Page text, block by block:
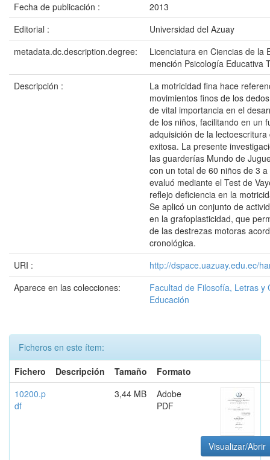
Fecha de publicación :
2013
Editorial :
Universidad del Azuay
metadata.dc.description.degree:
Licenciatura en Ciencias de la
mención Psicología Educativa
Descripción :
La motricidad fina hace
movimientos finos de los
de vital importancia en el
de los niños, facilitando en un
adquisición de la
exitosa. La presente
las guarderías Mundo de
con un total de 60 niños de 3
evaluó mediante el Test de
reflejo deficiencia en la
Se aplicó un conjunto de
en la grafoplasticidad, que
de las destrezas motoras
cronológica.
URI :
http://dspace.uazuay.edu.ec/
Aparece en las colecciones:
Facultad de Filosofía, Letras y
Educación
Ficheros en este ítem:
Fichero
Descripción Tamaño
Formato
10200.p
df
3,44 MB
Adobe
PDF
Visualizar/Abrir